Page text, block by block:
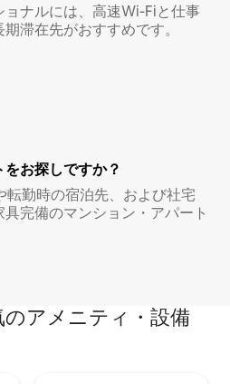
ナルには、高速Wi-Fiと仕事
滞在先がおすすめです。
お探しですか？
勤時の宿泊先、および社宅
完備のマンション・アパート
アメニティ・設備